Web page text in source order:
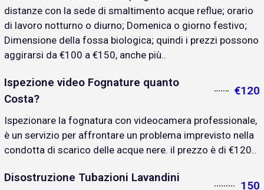
distanze con la sede di smaltimento acque reflue; orario
di lavoro notturno o diurno; Domenica o giorno festivo;
Dimensione della fossa biologica; quindi i prezzi possono
aggirarsi da €100 a €150, anche più..
Ispezione video Fognature quanto
Costa?
€120
Ispezionare la fognatura con videocamera professionale,
è un servizio per affrontare un problema imprevisto nella
condotta di scarico delle acque nere. il prezzo è di €120..
Disostruzione Tubazioni Lavandini
150